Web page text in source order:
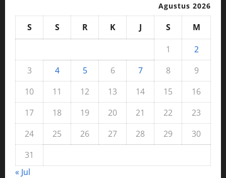
Agustus 2026
S S R K J S
M
1
2
3
4 5 6 7 8
9
10
11 12 13 14 15
16
17
18 19 20 21 22
23
24
25 26 27 28 29
30
31
« Jul